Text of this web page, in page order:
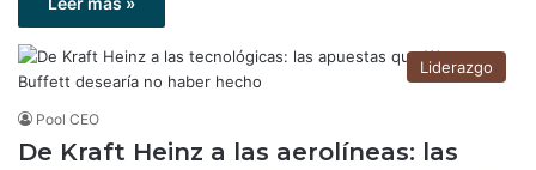
Liderazgo
Pool CEO
De Kraft Heinz a las aerolíneas: las